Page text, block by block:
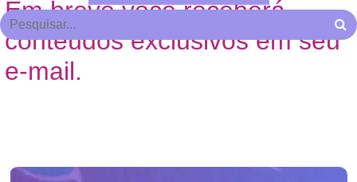
Em breve você receberá
conteúdos exclusivos em seu
e-mail.